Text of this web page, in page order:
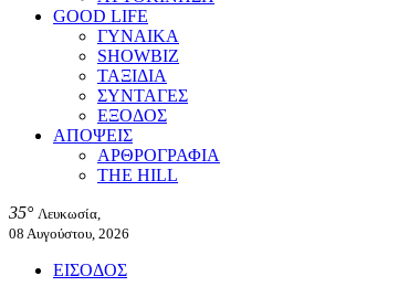
GOOD LIFE
ΓΥΝΑΙΚΑ
SHOWBIZ
ΤΑΞΙΔΙΑ
ΣΥΝΤΑΓΕΣ
ΕΞΟΔΟΣ
ΑΠΟΨΕΙΣ
ΑΡΘΡΟΓΡΑΦΙΑ
THE HILL
35° Λευκωσία,
08 Αυγούστου, 2026
ΕΙΣΟΔΟΣ